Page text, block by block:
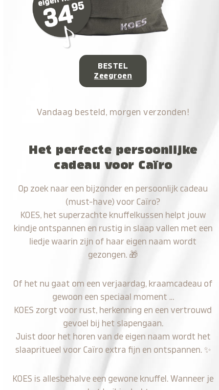
BESTEL
Zeegroen
Vandaag besteld, morgen verzonden!
Het perfecte persoonlijke
cadeau voor Caïro
Op zoek naar een bijzonder en persoonlijk cadeau
(must-have) voor Caïro?
KOES, het superzachte knuffelkussen helpt jouw
kindje ontspannen en rustig in slaap vallen met een
liedje waarin zijn of haar eigen naam wordt
gezongen. 🎁
Of het nu gaat om een verjaardag, kraamcadeau of
gewoon een speciaal moment …
KOES zorgt voor rust, herkenning en een vertrouwd
gevoel bij het slapengaan.
Juist door het horen van de eigen naam wordt het
slaapritueel voor Caïro extra fijn en ontspannen. ✨
KOES is allesbehalve een gewone knuffel. Wanneer je